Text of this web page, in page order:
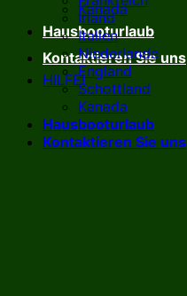
Kanada
Hausbooturlaub
Kontaktieren Sie uns
HILFE!
Irland
Italien
Niederlande
England
Schottland
Kanada
Hausbooturlaub
Kontaktieren Sie uns